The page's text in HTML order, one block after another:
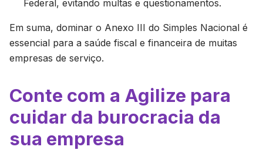
Federal, evitando multas e questionamentos.
Em suma, dominar o Anexo III do Simples Nacional é
essencial para a saúde fiscal e financeira de muitas
empresas de serviço.
Conte com a Agilize para
cuidar da burocracia da
sua empresa